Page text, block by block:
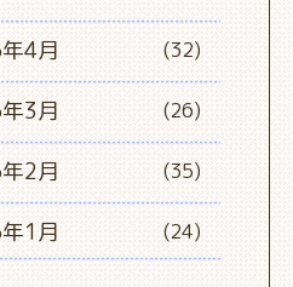
4月 (32)
3月 (26)
2月 (35)
1月 (24)